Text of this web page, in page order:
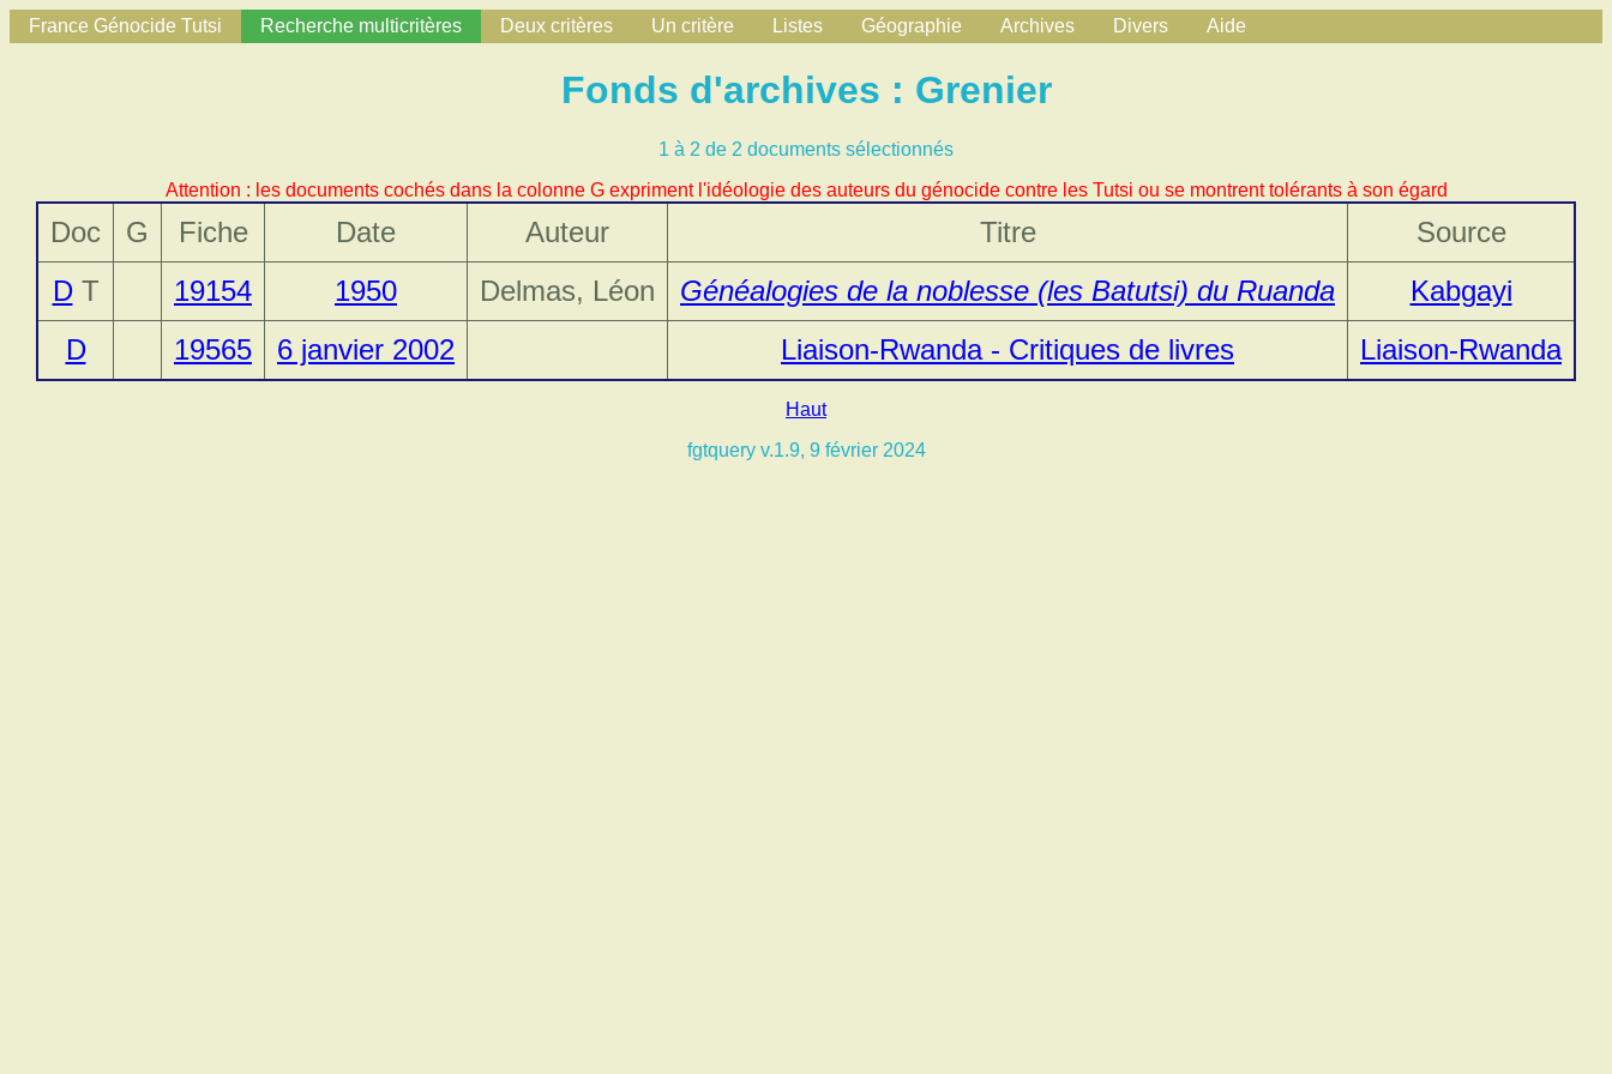
France Génocide Tutsi Recherche multicritères Deux critères Un critère Listes Géographie Archives Divers Aide
Fonds d'archives : Grenier
1 à 2 de 2 documents sélectionnés
Attention : les documents cochés dans la colonne G expriment l'idéologie des auteurs du génocide contre les Tutsi ou se montrent tolérants à son égard
Doc G Fiche Date Auteur Titre
Source
DT 19154 1950 Delmas, Léon Généalogies de la noblesse (les Batutsi) du Ruanda
Kabgayi
D
19565 6 janvier 2002 Liaison-Rwanda - Critiques de livres Liaison-Rwanda
Haut
fgtquery v.1.9, 9 février 2024